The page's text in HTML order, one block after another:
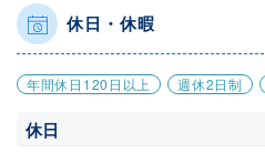
休日・休暇
年間休日120日以上 週休2日制
休日